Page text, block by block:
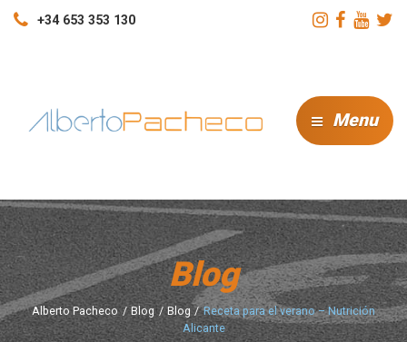
+34 653 353 130
Menu
Blog
Alberto Pacheco Blog Blog
Receta para el verano – Nutrición
Alicante